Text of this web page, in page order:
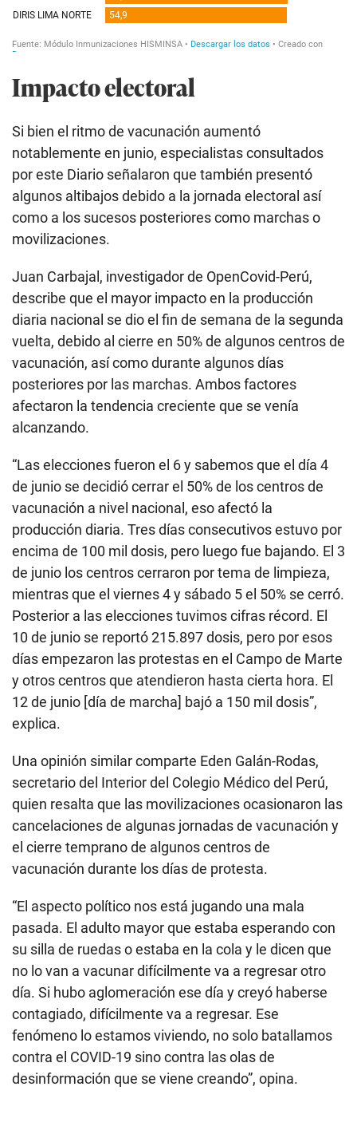
Impacto electoral
Si bien el ritmo de vacunación aumentó
notablemente en junio, especialistas consultados
por este Diario señalaron que también presentó
algunos altibajos debido a la jornada electoral así
como a los sucesos posteriores como marchas o
movilizaciones.
Juan Carbajal, investigador de OpenCovid-Perú,
describe que el mayor impacto en la producción
diaria nacional se dio el fin de semana de la segunda
vuelta, debido al cierre en 50% de algunos centros de
vacunación, así como durante algunos días
posteriores por las marchas. Ambos factores
afectaron la tendencia creciente que se venía
alcanzando.
“Las elecciones fueron el 6 y sabemos que el día 4
de junio se decidió cerrar el 50% de los centros de
vacunación a nivel nacional, eso afectó la
producción diaria. Tres días consecutivos estuvo por
encima de 100 mil dosis, pero luego fue bajando. El 3
de junio los centros cerraron por tema de limpieza,
mientras que el viernes 4 y sábado 5 el 50% se cerró.
Posterior a las elecciones tuvimos cifras récord. El
10 de junio se reportó 215.897 dosis, pero por esos
días empezaron las protestas en el Campo de Marte
y otros centros que atendieron hasta cierta hora. El
12 de junio [día de marcha] bajó a 150 mil dosis”,
explica.
Una opinión similar comparte Eden Galán-Rodas,
secretario del Interior del Colegio Médico del Perú,
quien resalta que las movilizaciones ocasionaron las
cancelaciones de algunas jornadas de vacunación y
el cierre temprano de algunos centros de
vacunación durante los días de protesta.
“El aspecto político nos está jugando una mala
pasada. El adulto mayor que estaba esperando con
su silla de ruedas o estaba en la cola y le dicen que
no lo van a vacunar difícilmente va a regresar otro
día. Si hubo aglomeración ese día y creyó haberse
contagiado, difícilmente va a regresar. Ese
fenómeno lo estamos viviendo, no solo batallamos
contra el COVID-19 sino contra las olas de
desinformación que se viene creando”, opina.